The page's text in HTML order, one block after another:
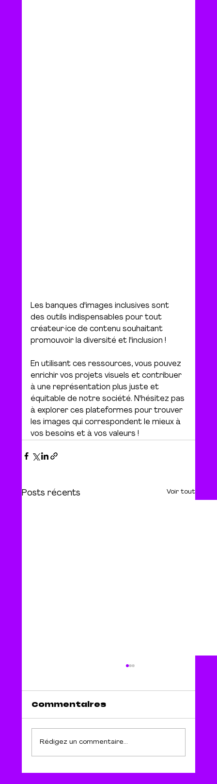
Les banques d'images inclusives sont
des outils indispensables pour tout
créateur·ice de contenu souhaitant
promouvoir la diversité et l'inclusion !
En utilisant ces ressources, vous pouvez
enrichir vos projets visuels et contribuer
à une représentation plus juste et
équitable de notre société. N'hésitez pas
à explorer ces plateformes pour trouver
les images qui correspondent le mieux à
vos besoins et à vos valeurs !
Posts récents Voir tout
Commentaires
Rédigez un commentaire...